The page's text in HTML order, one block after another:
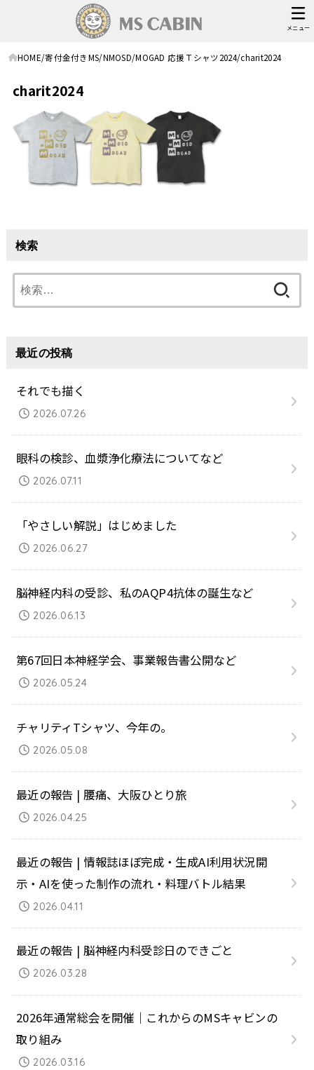
メニュー
HOME 寄付金付きMS/NMOSD/MOGAD 応援Ｔシャツ2024 charit2024
charit2024
検索
索:
最近の投稿
それでも描く
2026.07.26
眼科の検診、血漿浄化療法についてなど
2026.07.11
「やさしい解説」はじめました
2026.06.27
脳神経内科の受診、私のAQP4抗体の誕生など
2026.06.13
第67回日本神経学会、事業報告書公開など
2026.05.24
チャリティTシャツ、今年の。
2026.05.08
最近の報告 | 腰痛、大阪ひとり旅
2026.04.25
最近の報告 | 情報誌ほぼ完成・生成AI利用状況開
示・AIを使った制作の流れ・料理バトル結果
2026.04.11
最近の報告 | 脳神経内科受診日のできごと
2026.03.28
2026年通常総会を開催｜これからのMSキャビンの
取り組み
2026.03.16